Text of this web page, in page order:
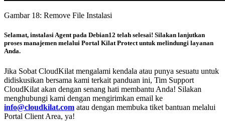
Gambar 18: Remove File Instalasi
Selamat, instalasi Agent pada Debian12 telah selesai! Silakan lanjutkan
proses manajemen melalui Portal Kilat Protect untuk melindungi layanan
Anda.
Jika Sobat CloudKilat mengalami kendala atau punya sesuatu untuk
didiskusikan bersama kami terkait panduan ini, Tim Support
CloudKilat akan dengan senang hati membantu Anda! Silakan
menghubungi kami dengan mengirimkan email ke
info@cloudkilat.com atau dengan membuka tiket bantuan melalui
Portal Client Area, ya!